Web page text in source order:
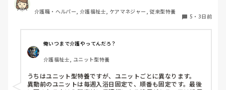
介護職・ヘルパー, 介護福祉士, ケアマネジャー, 従来型特養
5 ・ 3日前
俺いつまで介護やってんだろ？
介護福祉士, ユニット型特養
うちはユニット型特養ですが、ユニットごとに異なります。
異動前のユニットは毎週入浴日固定で、順番も固定です。最後